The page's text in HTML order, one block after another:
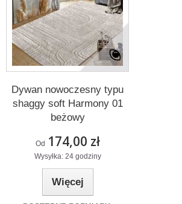
Dywan nowoczesny typu
shaggy soft Harmony 01
beżowy
Od 174,00 zł
Wysyłka: 24 godziny
Więcej